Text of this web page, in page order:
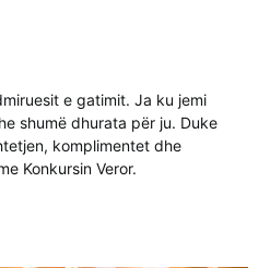
e gatimit. Ja ku jemi
shumë dhurata për ju. Duke
komplimentet dhe
Konkursin Veror.